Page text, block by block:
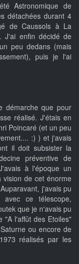
Astronomique de
détachées durant 4
de Caussols à La
J'ai enfin décidé de
peu dedans (mais
puis je l'ai
démarche que pour
réalisé. J'étais en
Poincaré (et un peu
:) ) et j'avais
il doit subsister la
préventive de
à l'époque un
de cet énorme
j'avais pu
ce télescope,
que je n'avais pu
"A l'affût des Etoiles"
ou encore de
réalisés par les